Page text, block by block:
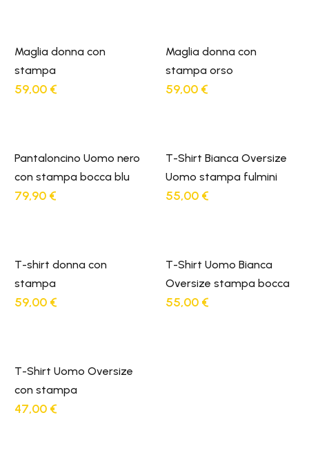
Maglia donna con
stampa
59,00 €
Maglia donna con
stampa orso
59,00 €
Pantaloncino Uomo nero
con stampa bocca blu
79,90 €
T-Shirt Bianca Oversize
Uomo stampa fulmini
55,00 €
T-shirt donna con
stampa
59,00 €
T-Shirt Uomo Bianca
Oversize stampa bocca
55,00 €
T-Shirt Uomo Oversize
con stampa
47,00 €